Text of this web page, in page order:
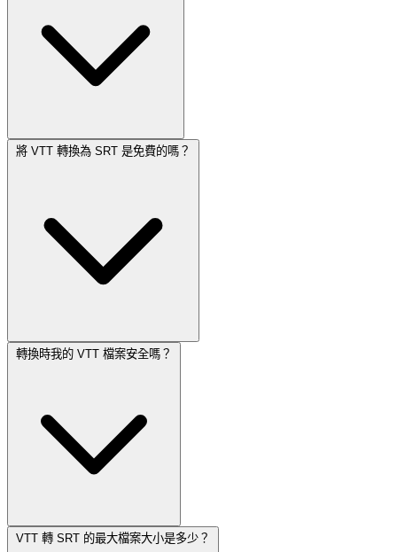
將 VTT 轉換為 SRT 是免費的嗎？
轉換時我的 VTT 檔案安全嗎？
VTT 轉 SRT 的最大檔案大小是多少？